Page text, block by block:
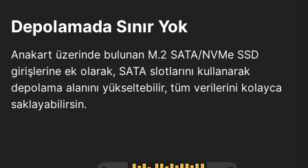
Depolamada Sınır Yok
Anakart üzerinde bulunan M.2 SATA/NVMe SSD
girişlerine ek olarak, SATA slotlarını kullanarak
depolama alanını yükseltebilir, tüm verilerini kolayca
saklayabilirsin.